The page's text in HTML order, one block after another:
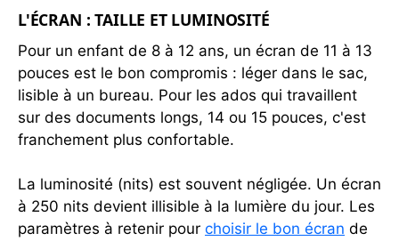
L'ÉCRAN : TAILLE ET LUMINOSITÉ
Pour un enfant de 8 à 12 ans, un écran de 11 à 13
pouces est le bon compromis : léger dans le sac,
lisible à un bureau. Pour les ados qui travaillent
sur des documents longs, 14 ou 15 pouces, c'est
franchement plus confortable.
La luminosité (nits) est souvent négligée. Un écran
à 250 nits devient illisible à la lumière du jour. Les
paramètres à retenir pour choisir le bon écran de